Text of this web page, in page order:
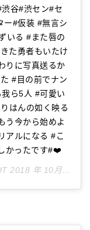
谷#渋セン#セ
ー#仮装 #無言シ
いる #また唇の
た勇者もいたけ
りに写真送るか
#目の前でナン
ら5人 #可愛い
はんの如く映る
う今から始めよ
アルになる #こ
かったです#❤️
年 10月 月 29 日 上午 1:16